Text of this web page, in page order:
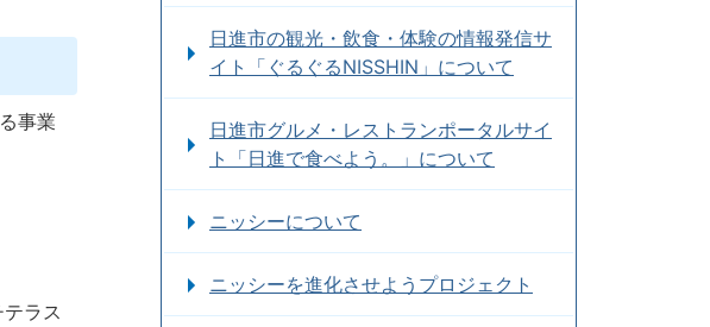
事業
ラス
日進市の観光・飲食・体験の情報発信サ
イト「ぐるぐるNISSHIN」について
日進市グルメ・レストランポータルサイ
ト「日進で食べよう。」について
ニッシーについて
ニッシーを進化させようプロジェクト